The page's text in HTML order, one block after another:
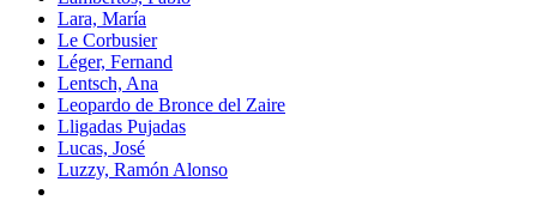
Lara, María
Le Corbusier
Léger, Fernand
Lentsch, Ana
Leopardo de Bronce del Zaire
Lligadas Pujadas
Lucas, José
Luzzy, Ramón Alonso